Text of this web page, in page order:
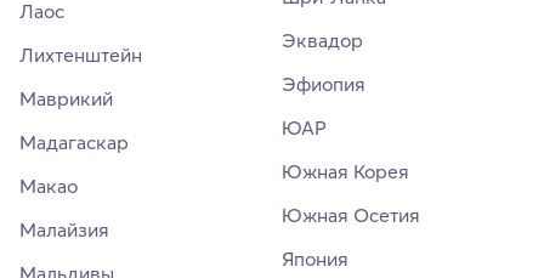
Лаос
Лихтенштейн
Маврикий
Мадагаскар
Макао
Малайзия
Мальдивы
Эквадор
Эфиопия
ЮАР
Южная Корея
Южная Осетия
Япония